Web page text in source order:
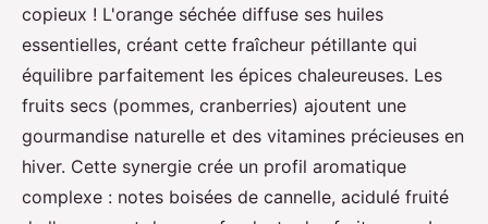
copieux ! L'orange séchée diffuse ses huiles
essentielles, créant cette fraîcheur pétillante qui
équilibre parfaitement les épices chaleureuses. Les
fruits secs (pommes, cranberries) ajoutent une
gourmandise naturelle et des vitamines précieuses en
hiver. Cette synergie crée un profil aromatique
complexe : notes boisées de cannelle, acidulé fruité